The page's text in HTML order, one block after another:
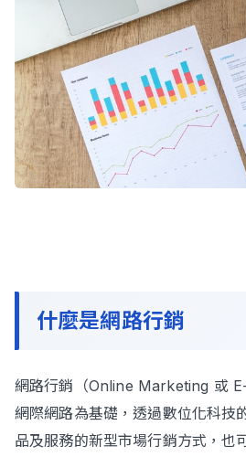
什麼是網路行銷
網路行銷（Online Marketing 或
網際網路為基礎，透過數位化科技
品及服務的新型市場行銷方式，也